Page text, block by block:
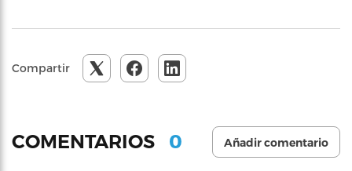
Compartir
COMENTARIOS 0 Añadir comentario